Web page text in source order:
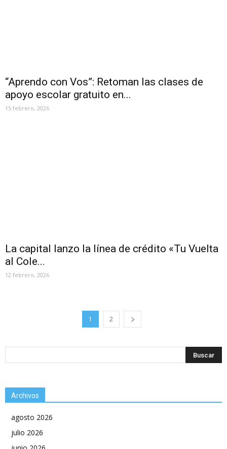
“Aprendo con Vos”: Retoman las clases de
apoyo escolar gratuito en...
15 febrero, 2026
La capital lanzo la línea de crédito «Tu Vuelta
al Cole...
12 febrero, 2026
1 2
Archivos
agosto 2026
julio 2026